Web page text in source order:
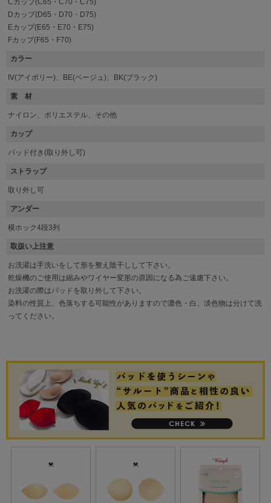
Cカップ(C65・C70・C75)
Dカップ(D65・D70・D75)
Eカップ(E65・E70・E75)
Fカップ(F65・F70)
カラー
IV(アイボリー)、BE(ベージュ)、BK(ブラック)
素 材
ナイロン、ポリエステル、その他
カップ
パッド付き(取り外し可)
ストラップ
取り外し可
アンダー
横ホック4段3列
取扱い上注意
お洗濯は手洗いをして形を整え陰干しして下さい。
乾燥機のご使用は縮みやワイヤー変形の原因になる為ご遠慮下さい。
お洗濯の際はパッドを取り外して下さい。
染料の性質上、色落ちする可能性がありますので濃色・白、淡色物は分けて洗
ってください。